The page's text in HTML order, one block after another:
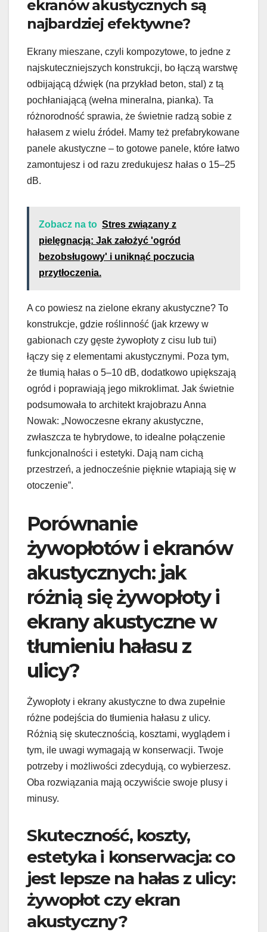
ekranów akustycznych są
najbardziej efektywne?
Ekrany mieszane, czyli kompozytowe, to jedne z
najskuteczniejszych konstrukcji, bo łączą warstwę
odbijającą dźwięk (na przykład beton, stal) z tą
pochłaniającą (wełna mineralna, pianka). Ta
różnorodność sprawia, że świetnie radzą sobie z
hałasem z wielu źródeł. Mamy też prefabrykowane
panele akustyczne – to gotowe panele, które łatwo
zamontujesz i od razu zredukujesz hałas o 15–25
dB.
Zobacz na to Stres związany z
pielęgnacją: Jak założyć 'ogród
bezobsługowy' i uniknąć poczucia
przytłoczenia.
A co powiesz na zielone ekrany akustyczne? To
konstrukcje, gdzie roślinność (jak krzewy w
gabionach czy gęste żywopłoty z cisu lub tui)
łączy się z elementami akustycznymi. Poza tym,
że tłumią hałas o 5–10 dB, dodatkowo upiększają
ogród i poprawiają jego mikroklimat. Jak świetnie
podsumowała to architekt krajobrazu Anna
Nowak: „Nowoczesne ekrany akustyczne,
zwłaszcza te hybrydowe, to idealne połączenie
funkcjonalności i estetyki. Dają nam cichą
przestrzeń, a jednocześnie pięknie wtapiają się w
otoczenie”.
Porównanie
żywopłotów i ekranów
akustycznych: jak
różnią się żywopłoty i
ekrany akustyczne w
tłumieniu hałasu z
ulicy?
Żywopłoty i ekrany akustyczne to dwa zupełnie
różne podejścia do tłumienia hałasu z ulicy.
Różnią się skutecznością, kosztami, wyglądem i
tym, ile uwagi wymagają w konserwacji. Twoje
potrzeby i możliwości zdecydują, co wybierzesz.
Oba rozwiązania mają oczywiście swoje plusy i
minusy.
Skuteczność, koszty,
estetyka i konserwacja: co
jest lepsze na hałas z ulicy:
żywopłot czy ekran
akustyczny?